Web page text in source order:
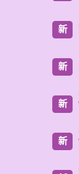
新
新
新
新